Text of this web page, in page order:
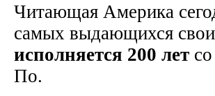
Читающая Америка
самых выдающихся
исполняется 200 лет
По.